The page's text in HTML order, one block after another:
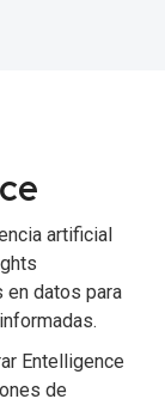
artificial
en datos para
Entelligence
de